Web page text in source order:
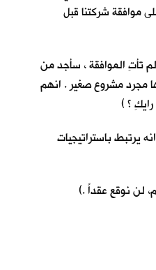
موافقة شركتنا قبل
تأتِ الموافقة ، سأجد من
مجرد مشروع صغير . انهم
؟ )
يرتبط باستراتيجيات
لن نوقع عقداً .)